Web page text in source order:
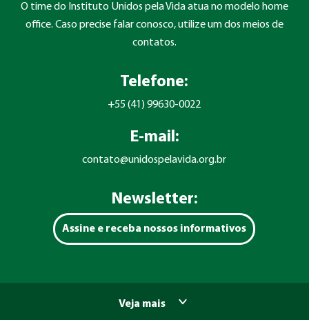
O time do Instituto Unidos pela Vida atua no modelo home
office. Caso precise falar conosco, utilize um dos meios de
contatos.
Telefone:
+55 (41) 99630-0022
E-mail:
contato@unidospelavida.org.br
Newsletter:
Assine e receba nossos informativos
Veja mais